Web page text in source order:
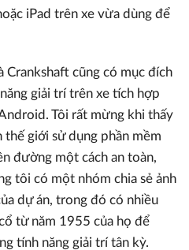
iPad trên xe vừa dùng để
Crankshaft cũng có mục đích
giải trí trên xe tích hợp
Tôi rất mừng khi thấy
thế giới sử dụng phần mềm
đường một cách an toàn,
tôi có một nhóm chia sẻ ảnh
dự án, trong đó có nhiều
từ năm 1955 của họ để
tính năng giải trí tân kỳ.